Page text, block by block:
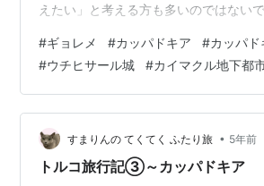
えたい」と考える方も多いのではない
ュ）を使った観光巡りです。 本ブログ
ア観光の中心地ギョレメから、絶景が
サール城」と、神秘的な「カイマクル
でアクセスする方法を実体験をもとに
ではなく個人で行くからこそ味わえる
具体的な行き方や最新情報をお届け（
#ギョレメ #カッパドキア #カッパ
#ウチヒサール城 #カイマクル地下都
すまりんの てくてく ふたり旅 • 5年前
トルコ旅行記③～カッパドキア